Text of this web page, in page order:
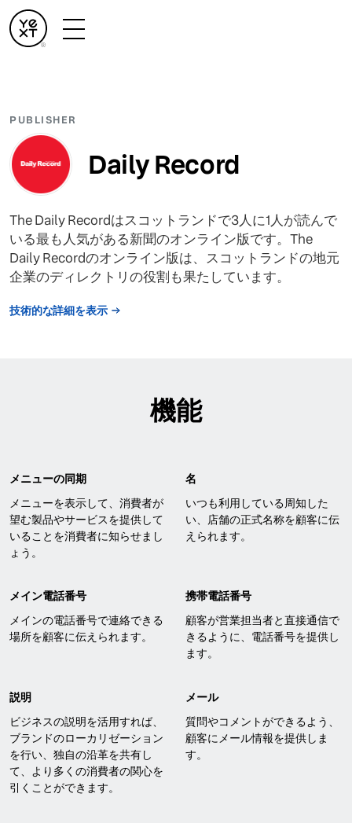
PUBLISHER
Daily Record
The Daily Recordはスコットランドで3人に1人が読んで
いる最も人気がある新聞のオンライン版です。The
Daily Recordのオンライン版は、スコットランドの地元
企業のディレクトリの役割も果たしています。
技術的な詳細を表示
機能
メニューの同期
メニューを表示して、消費者が
望む製品やサービスを提供して
いることを消費者に知らせまし
ょう。
名
いつも利用している周知した
い、店舗の正式名称を顧客に伝
えられます。
メイン電話番号
メインの電話番号で連絡できる
場所を顧客に伝えられます。
携帯電話番号
顧客が営業担当者と直接通信で
きるように、電話番号を提供し
ます。
説明
ビジネスの説明を活用すれば、
ブランドのローカリゼーション
を行い、独自の沿革を共有し
て、より多くの消費者の関心を
引くことができます。
メール
質問やコメントができるよう、
顧客にメール情報を提供しま
す。